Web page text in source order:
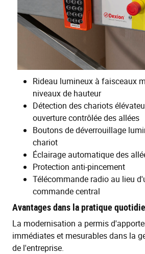
Rideau lumineux à faisceaux
niveaux de hauteur
Détection des chariots
ouverture contrôlée des allées
Boutons de déverrouillage
chariot
Éclairage automatique des
Protection anti-pincement
Télécommande radio au lieu
commande central
Avantages dans la pratique
La modernisation a permis
immédiates et mesurables dans la
de l'entreprise.